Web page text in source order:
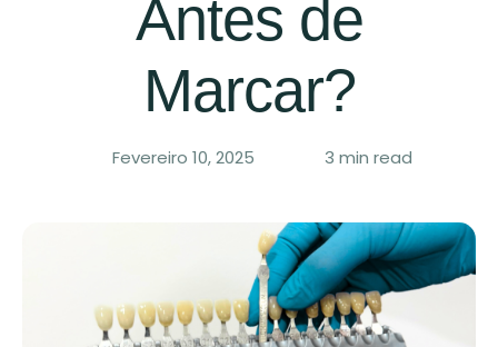
Antes de
Marcar?
Fevereiro 10, 2025 3 min read